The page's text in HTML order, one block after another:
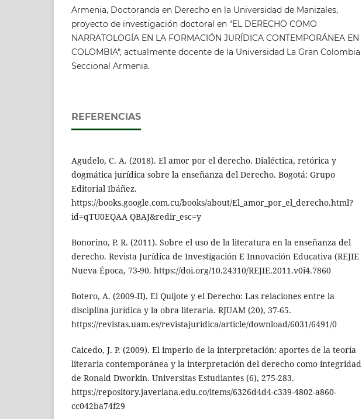
Armenia, Doctoranda en Derecho en la Universidad de Manizales,
proyecto de investigación doctoral en "EL DERECHO COMO
NARRATOLOGÍA EN LA FORMACIÓN JURÍDICA CONTEMPORÁNEA EN
COLOMBIA", actualmente docente de la Universidad La Gran Colombia
Seccional Armenia.
REFERENCIAS
Agudelo, C. A. (2018). El amor por el derecho. Dialéctica, retórica y
dogmática jurídica sobre la enseñanza del Derecho. Bogotá: Grupo
Editorial Ibáñez.
https://books.google.com.cu/books/about/El_amor_por_el_derecho.html?
id=qTU0EQAA QBAJ&redir_esc=y
Bonorino, P. R. (2011). Sobre el uso de la literatura en la enseñanza del
derecho. Revista Jurídica de Investigación E Innovación Educativa (REJIE
Nueva Época, 73-90. https://doi.org/10.24310/REJIE.2011.v0i4.7860
Botero, A. (2009-II). El Quijote y el Derecho: Las relaciones entre la
disciplina jurídica y la obra literaria. RJUAM (20), 37-65.
https://revistas.uam.es/revistajuridica/article/download/6031/6491/0
Caicedo, J. P. (2009). El imperio de la interpretación: aportes de la teoría
literaria contemporánea y la interpretación del derecho como integridad
de Ronald Dworkin. Universitas Estudiantes (6), 275-283.
https://repository.javeriana.edu.co/items/6326d4d4-c339-4802-a860-
cc042ba74f29